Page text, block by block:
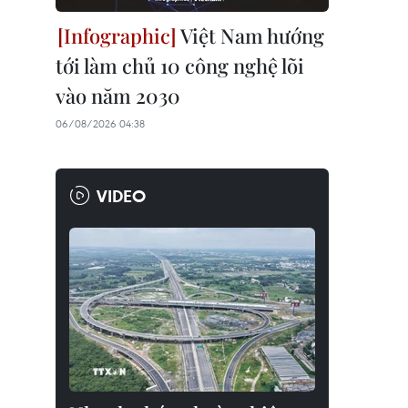
Việt Nam hướng
tới làm chủ 10 công nghệ lõi
vào năm 2030
06/08/2026 04:38
VIDEO